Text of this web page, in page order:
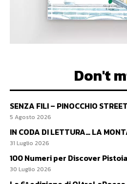
Don't
SENZA FILI – PINOCCHIO
5 Agosto 2026
IN CODA DI LETTURA… LA
31 Luglio 2026
100 Numeri per Discover
30 Luglio 2026